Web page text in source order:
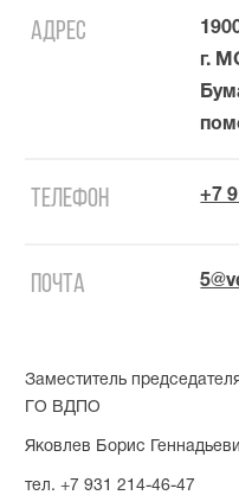
Адрес
г.
Телефон +7
Почта
Заместитель
ГО ВДПО
Яковлев Борис
тел. +7 931 214-46-47